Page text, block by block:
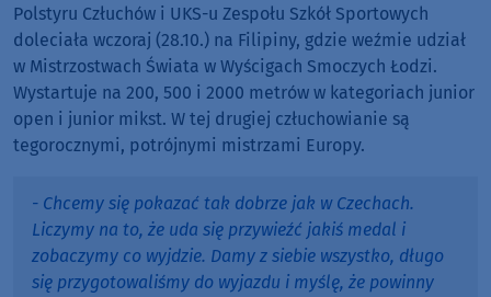
Polstyru Człuchów i UKS-u Zespołu Szkół Sportowych
doleciała wczoraj (28.10.) na Filipiny, gdzie weźmie udział
w Mistrzostwach Świata w Wyścigach Smoczych Łodzi.
Wystartuje na 200, 500 i 2000 metrów w kategoriach junior
open i junior mikst. W tej drugiej człuchowianie są
tegorocznymi, potrójnymi mistrzami Europy.
- Chcemy się pokazać tak dobrze jak w Czechach.
Liczymy na to, że uda się przywieźć jakiś medal i
zobaczymy co wyjdzie. Damy z siebie wszystko, długo
się przygotowaliśmy do wyjazdu i myślę, że powinny